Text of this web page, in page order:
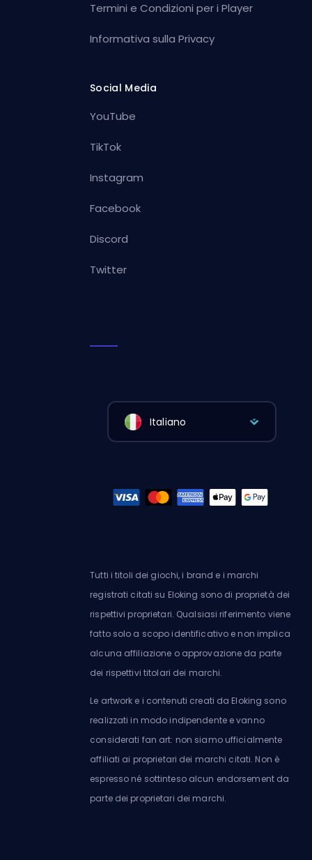
Termini e Condizioni per i Player
Informativa sulla Privacy
Social Media
YouTube
TikTok
Instagram
Facebook
Discord
Twitter
Italiano
Tutti i titoli dei giochi, i brand e i marchi
registrati citati su Eloking sono di proprietà dei
rispettivi proprietari. Qualsiasi riferimento viene
fatto solo a scopo identificativo e non implica
alcuna affiliazione o approvazione da parte
dei rispettivi titolari dei marchi.
Le artwork e i contenuti creati da Eloking sono
realizzati in modo indipendente e vanno
considerati fan art: non siamo ufficialmente
affiliati ai proprietari dei marchi citati. Non è
espresso né sottinteso alcun endorsement da
parte dei proprietari dei marchi.